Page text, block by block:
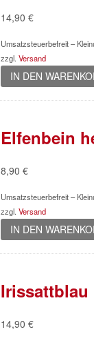
14,90 €
Umsatzsteuerbefreit –
zzgl. Versand
IN DEN
Elfenbein
8,90 €
Umsatzsteuerbefreit –
zzgl. Versand
IN DEN
Irissattblau
14,90 €